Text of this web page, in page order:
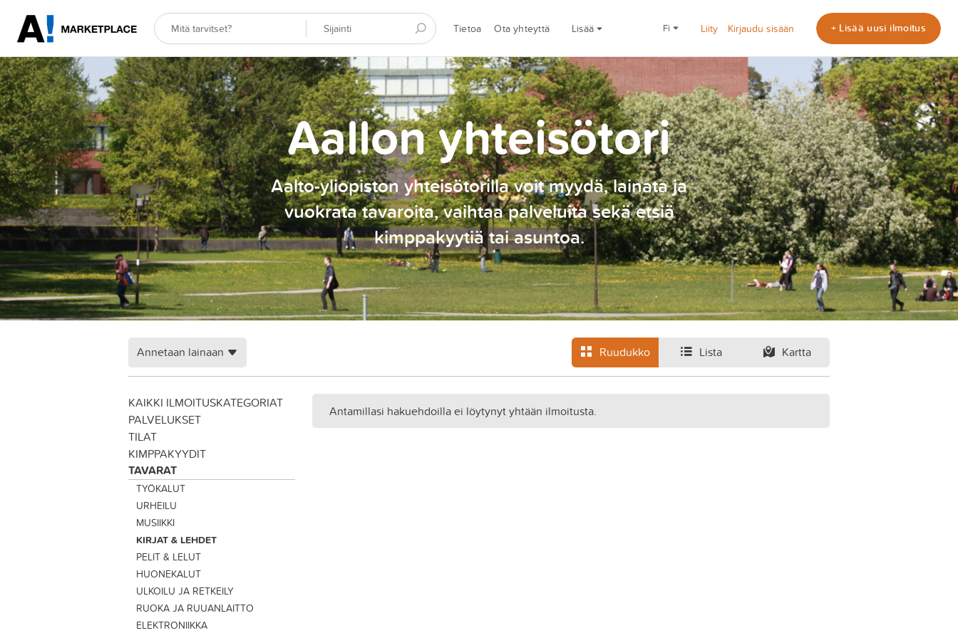
Tietoa Ota yhteyttä Lisää fi Liity Kirjaudu sisään + Lisää uusi ilmoitus
Aallon yhteisötori
Aalto-yliopiston yhteisötorilla voit myydä, lainata ja
vuokrata tavaroita, vaihtaa palveluita sekä etsiä
kimppakyytiä tai asuntoa.
Ruudukko Lista Kartta
Annetaan lainaan
KAIKKI ILMOITUSKATEGORIAT
PALVELUKSET
TILAT
KIMPPAKYYDIT
TAVARAT
TYÖKALUT
URHEILU
MUSIIKKI
KIRJAT & LEHDET
PELIT & LELUT
HUONEKALUT
ULKOILU JA RETKEILY
RUOKA JA RUUANLAITTO
ELEKTRONIIKKA
Antamillasi hakuehdoilla ei löytynyt yhtään ilmoitusta.